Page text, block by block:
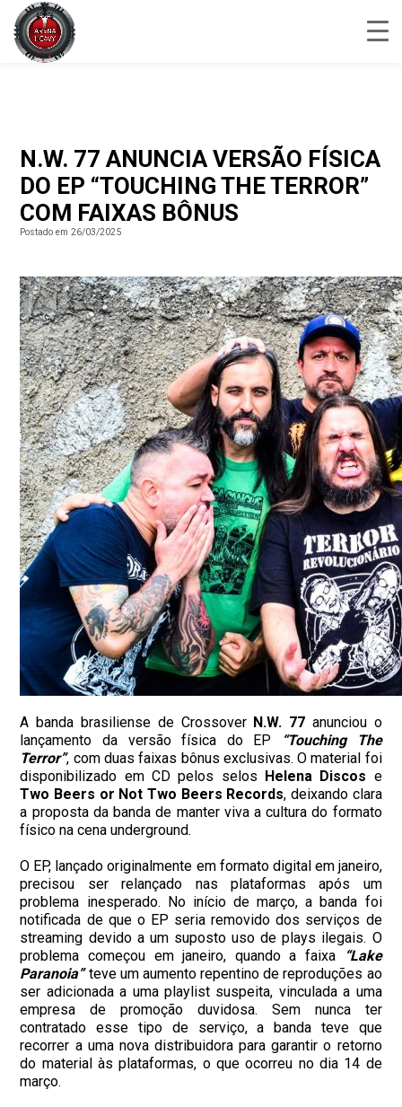
N.W. 77 ANUNCIA VERSÃO FÍSICA
DO EP “TOUCHING THE TERROR”
COM FAIXAS BÔNUS
Postado em 26/03/2025
A banda brasiliense de Crossover N.W. 77 anunciou o
lançamento da versão física do EP
“Touching The
Terror”, com duas faixas bônus exclusivas. O material foi
disponibilizado em CD pelos selos Helena Discos e
Two Beers or Not Two Beers Records, deixando clara
a proposta da banda de manter viva a cultura do formato
físico na cena underground.
O EP, lançado originalmente em formato digital em janeiro,
precisou ser relançado nas plataformas após um
problema inesperado. No início de março, a banda foi
notificada de que o EP seria removido dos serviços de
streaming devido a um suposto uso de plays ilegais. O
problema começou em janeiro, quando a faixa
“Lake
Paranoia”teve um aumento repentino de reproduções ao
ser adicionada a uma playlist suspeita, vinculada a uma
empresa de promoção duvidosa. Sem nunca ter
contratado esse tipo de serviço, a banda teve que
recorrer a uma nova distribuidora para garantir o retorno
do material às plataformas, o que ocorreu no dia 14 de
março.